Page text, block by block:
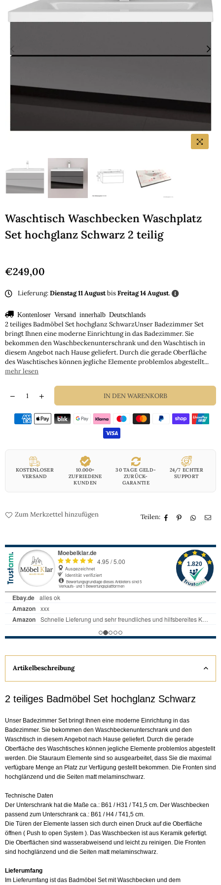
Waschtisch Waschbecken Waschplatz
Set hochglanz Schwarz 2 teilig
Normaler
€249,00
Lieferung:Dienstag 11 AugustbisFreitag 14 August.
Kontenloser Versand innerhalb Deutschlands
2 teiliges Badmöbel Set hochglanz SchwarzUnser Badezimmer Set
bringt Ihnen eine moderne Einrichtung in das Badezimmer. Sie
bekommen den Waschbeckenunterschrank und den Waschtisch in
diesem Angebot nach Hause geliefert. Durch die gerade Oberfläche
des Waschtisches können jegliche Elemente problemlos abgestellt...
mehr lesen
IN DEN WARENKORB
KOSTENLOSER
VERSAND
10.000+
ZUFRIEDENE
KUNDEN
30 TAGE GELD-
ZURÜCK-
GARANTIE
24/7 ECHTER
SUPPORT
Zum Merkzettel hinzufügen Teilen:
Artikelbeschreibung
2 teiliges Badmöbel Set hochglanz Schwarz
Unser Badezimmer Set bringt Ihnen eine moderne Einrichtung in das
Badezimmer. Sie bekommen den Waschbeckenunterschrank und den
Waschtisch in diesem Angebot nach Hause geliefert. Durch die gerade
Oberfläche des Waschtisches können jegliche Elemente problemlos abgestellt
werden. Die Stauraum Elemente sind so ausgearbeitet, dass Sie die maximal
verfügbare Menge an Platz zur Verfügung gestellt bekommen. Die Fronten sind
hochglänzend und die Seiten matt melaminschwarz.
Technische Daten
Der Unterschrank hat die Maße ca.: B61 / H31 / T41,5 cm. Der Waschbecken
passend zum Unterschrank ca.: B61 / H4 / T41,5 cm.
Die Türen der Elemente lassen sich durch einen Druck auf die Oberfläche
öffnen ( Push to open System ). Das Waschbecken ist aus Keramik gefertigt.
Die Oberflächen sind wasserabweisend und leicht zu reinigen. Die Fronten
sind hochglänzend und die Seiten mattmelaminschwarz
Lieferumfang
Im Lieferumfang ist das Badmöbel Set mit Waschbecken und dem